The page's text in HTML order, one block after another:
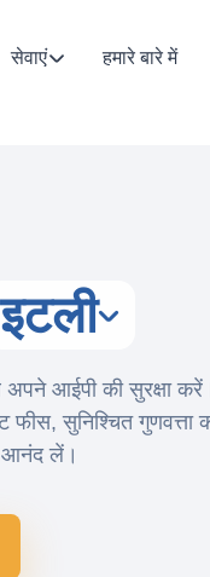
सेवाएं हमारे बारे में
इटली
अपने आईपी की सुरक्षा
सुनिश्चित गुणवत्ता
आनंद लें।